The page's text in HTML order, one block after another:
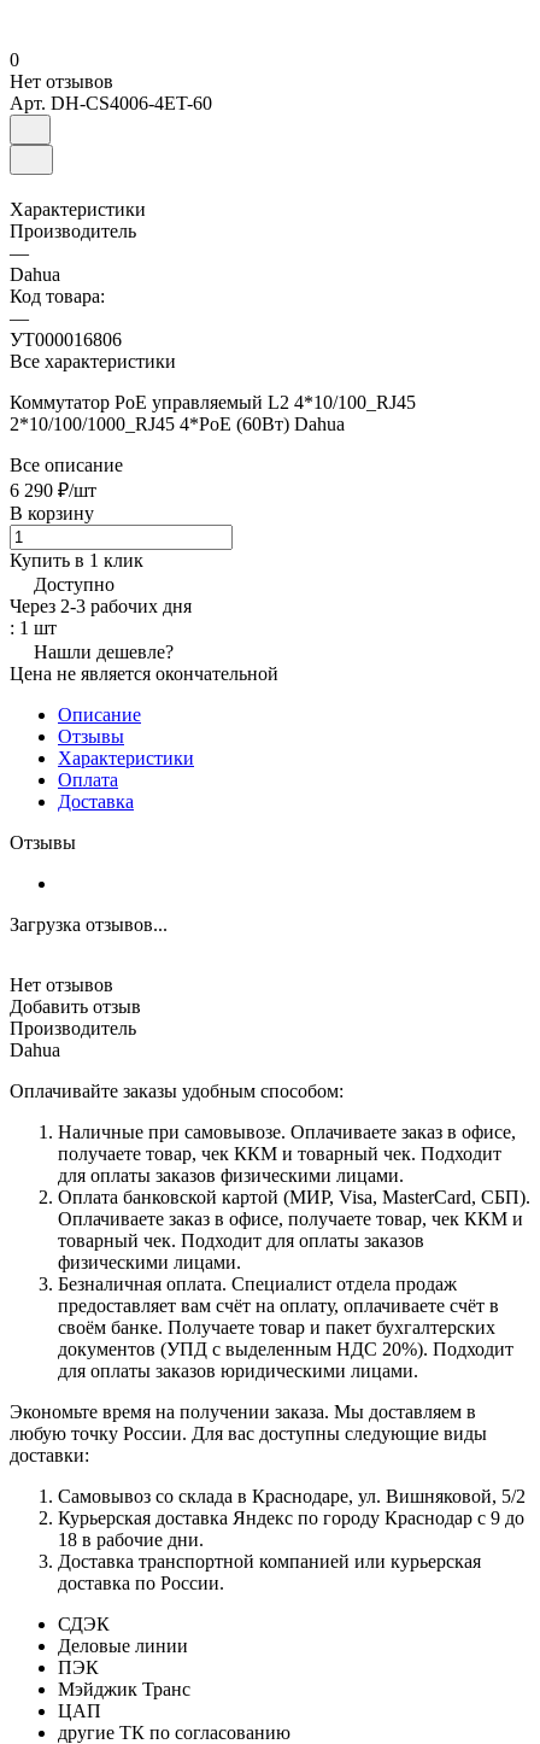
0
Нет отзывов
Арт. DH-CS4006-4ET-60
Характеристики
Производитель
—
Dahua
Код товара:
—
УТ000016806
Все характеристики
Коммутатор PoE управляемый L2 4*10/100_RJ45
2*10/100/1000_RJ45 4*PoE (60Вт) Dahua
Все описание
6 290 ₽/шт
В корзину
Купить в 1 клик
Доступно
Через 2-3 рабочих дня
: 1 шт
Нашли дешевле?
Цена не является окончательной
Описание
Отзывы
Характеристики
Оплата
Доставка
Отзывы
Загрузка отзывов...
Нет отзывов
Добавить отзыв
Производитель
Dahua
Оплачивайте заказы удобным способом:
Наличные при самовывозе. Оплачиваете заказ в офисе,
получаете товар, чек ККМ и товарный чек. Подходит
для оплаты заказов физическими лицами.
Оплата банковской картой (МИР, Visa, MasterCard, СБП).
Оплачиваете заказ в офисе, получаете товар, чек ККМ и
товарный чек. Подходит для оплаты заказов
физическими лицами.
Безналичная оплата. Специалист отдела продаж
предоставляет вам счёт на оплату, оплачиваете счёт в
своём банке. Получаете товар и пакет бухгалтерских
документов (УПД с выделенным НДС 20%). Подходит
для оплаты заказов юридическими лицами.
Экономьте время на получении заказа. Мы доставляем в
любую точку России. Для вас доступны следующие виды
доставки:
Самовывоз со склада в Краснодаре, ул. Вишняковой, 5/2
Курьерская доставка Яндекс по городу Краснодар с 9 до
18 в рабочие дни.
Доставка транспортной компанией или курьерская
доставка по России.
СДЭК
Деловые линии
ПЭК
Мэйджик Транс
ЦАП
другие ТК по согласованию